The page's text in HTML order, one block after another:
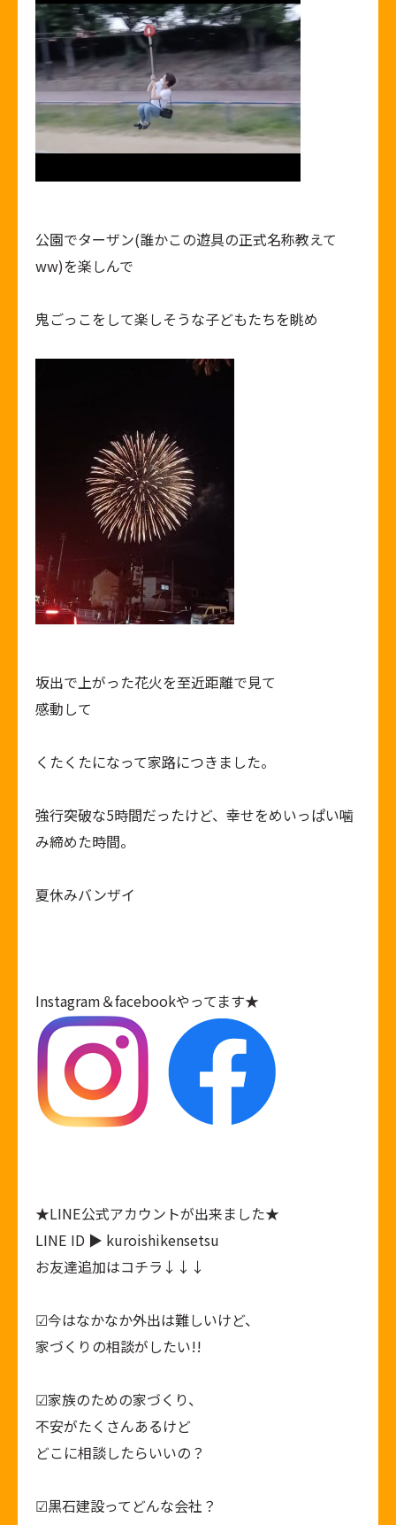
公園でターザン(誰かこの遊具の正式名称教えて
ww)を楽しんで
鬼ごっこをして楽しそうな子どもたちを眺め
坂出で上がった花火を至近距離で見て
感動して
くたくたになって家路につきました。
強行突破な5時間だったけど、幸せをめいっぱい噛
み締めた時間。
夏休みバンザイ
Instagram＆facebookやってます★
★LINE公式アカウントが出来ました★
LINE ID ▶ kuroishikensetsu
お友達追加はコチラ↓↓↓
︎︎︎︎︎︎☑︎今はなかなか外出は難しいけど、
家づくりの相談がしたい!!
︎︎︎︎︎︎☑︎家族のための家づくり、
不安がたくさんあるけど
どこに相談したらいいの？
︎︎︎︎︎︎☑︎黒石建設ってどんな会社？